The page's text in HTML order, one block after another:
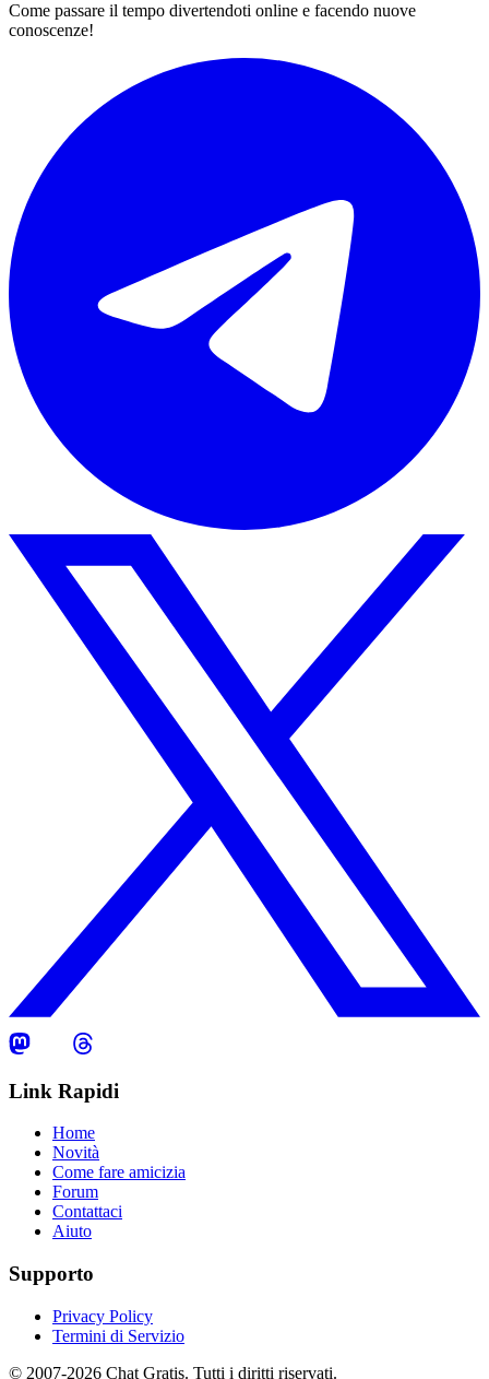
Come passare il tempo divertendoti online e facendo nuove
conoscenze!
Link Rapidi
Home
Novità
Come fare amicizia
Forum
Contattaci
Aiuto
Supporto
Privacy Policy
Termini di Servizio
© 2007-2026 Chat Gratis. Tutti i diritti riservati.